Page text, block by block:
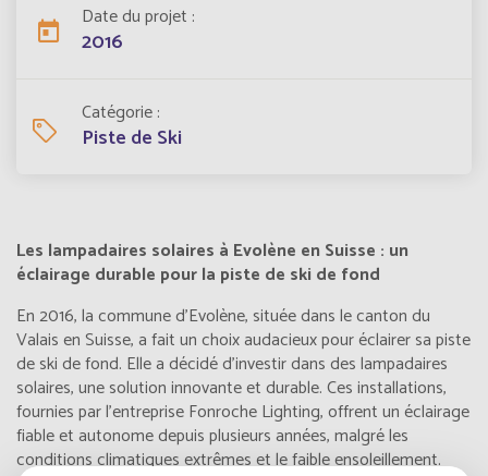
Date du projet
2016
Catégorie
Piste de Ski
Les lampadaires solaires à Evolène en Suisse : un
éclairage durable pour la piste de ski de fond
En 2016, la commune d'Evolène, située dans le canton du
Valais en Suisse, a fait un choix audacieux pour éclairer sa piste
de ski de fond. Elle a décidé d'investir dans des lampadaires
solaires, une solution innovante et durable. Ces installations,
fournies par l'entreprise Fonroche Lighting, offrent un éclairage
fiable et autonome depuis plusieurs années, malgré les
conditions climatiques extrêmes et le faible ensoleillement.